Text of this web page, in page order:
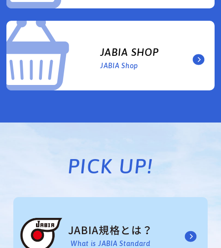
JABIA SHOP
JABIA Shop
PICK UP!
JABIA規格とは？
What is JABIA Standard